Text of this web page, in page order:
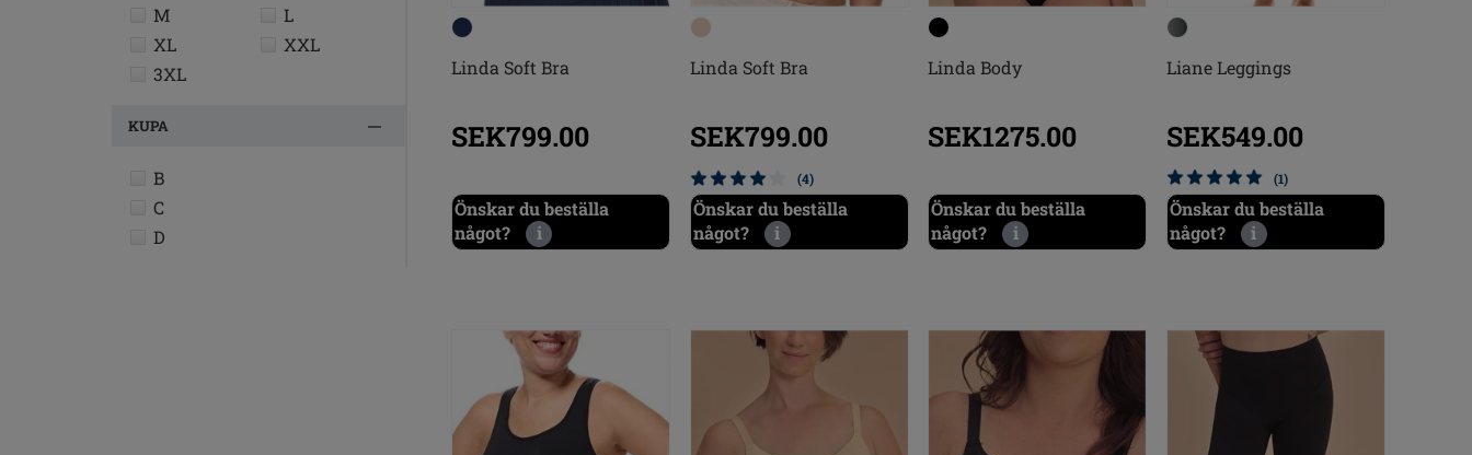
M
L
XL
XXL
3XL
KUPA
B
C
D
Linda Soft Bra
SEK799.00
Önskar du beställa
något?
i
Linda Soft Bra
SEK799.00
(4)
Önskar du beställa
något?
i
Linda Body
SEK1275.00
Önskar du beställa
något?
i
Liane Leggings
SEK549.00
(1)
Önskar du beställa
något?
i